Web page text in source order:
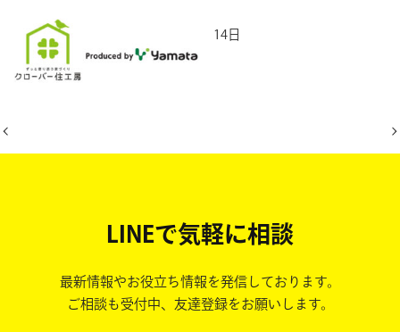
2025年5月14日
LINEで気軽に相談
最新情報やお役立ち情報を発信しております。
ご相談も受付中、友達登録をお願いします。